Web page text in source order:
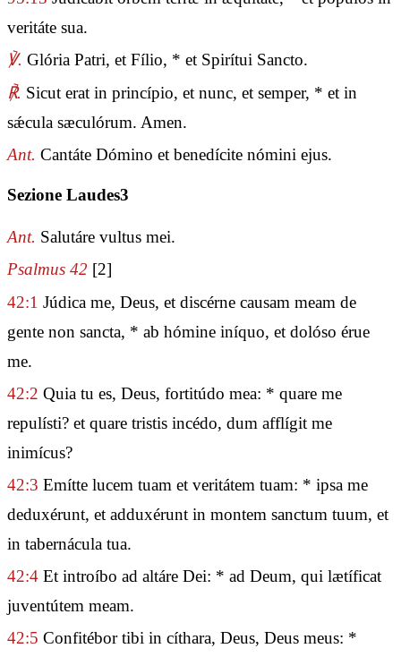
veritáte sua.
℣. Glória Patri, et Fílio, * et Spirítui Sancto.
℟. Sicut erat in princípio, et nunc, et semper, * et in
sǽcula sæculórum. Amen.
Ant. Cantáte Dómino et benedícite nómini ejus.
Sezione Laudes3
Ant. Salutáre vultus mei.
Psalmus 42 [2]
42:1 Júdica me, Deus, et discérne causam meam de
gente non sancta, * ab hómine iníquo, et dolóso érue
me.
42:2 Quia tu es, Deus, fortitúdo mea: * quare me
repulísti? et quare tristis incédo, dum afflígit me
inimícus?
42:3 Emítte lucem tuam et veritátem tuam: * ipsa me
deduxérunt, et adduxérunt in montem sanctum tuum, et
in tabernácula tua.
42:4 Et introíbo ad altáre Dei: * ad Deum, qui lætíficat
juventútem meam.
42:5 Confitébor tibi in cíthara, Deus, Deus meus: *